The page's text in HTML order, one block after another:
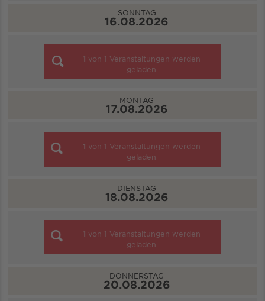
SONNTAG
16.08.2026
1 von 1 Veranstaltungen werden
geladen
MONTAG
17.08.2026
1 von 1 Veranstaltungen werden
geladen
DIENSTAG
18.08.2026
1 von 1 Veranstaltungen werden
geladen
DONNERSTAG
20.08.2026